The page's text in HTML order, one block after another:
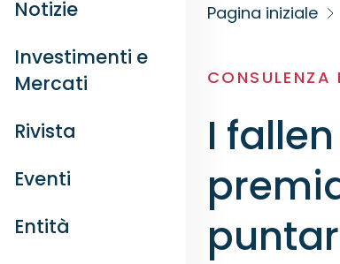
Notizie
Investimenti e
Mercati
Rivista
Eventi
Entità
Pagina iniziale
CONSULENZA
I